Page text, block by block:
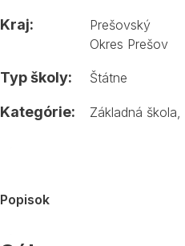
Kraj:
Prešovský
Okres Prešov
Typ školy: Štátne
Kategórie: Základná škola
Popisok